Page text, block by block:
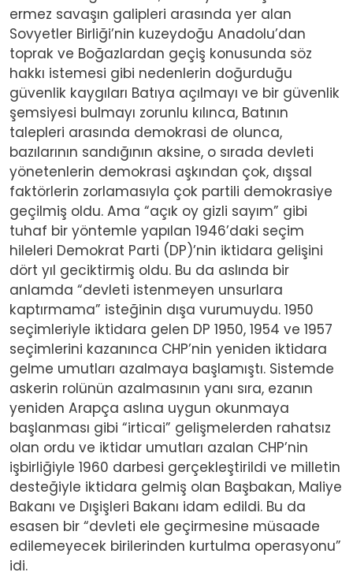
ermez savaşın galipleri arasında yer alan
Sovyetler Birliği’nin kuzeydoğu Anadolu’dan
toprak ve Boğazlardan geçiş konusunda söz
hakkı istemesi gibi nedenlerin doğurduğu
güvenlik kaygıları Batıya açılmayı ve bir güvenlik
şemsiyesi bulmayı zorunlu kılınca, Batının
talepleri arasında demokrasi de olunca,
bazılarının sandığının aksine, o sırada devleti
yönetenlerin demokrasi aşkından çok, dışsal
faktörlerin zorlamasıyla çok partili demokrasiye
geçilmiş oldu. Ama “açık oy gizli sayım” gibi
tuhaf bir yöntemle yapılan 1946’daki seçim
hileleri Demokrat Parti (DP)’nin iktidara gelişini
dört yıl geciktirmiş oldu. Bu da aslında bir
anlamda “devleti istenmeyen unsurlara
kaptırmama” isteğinin dışa vurumuydu. 1950
seçimleriyle iktidara gelen DP 1950, 1954 ve 1957
seçimlerini kazanınca CHP’nin yeniden iktidara
gelme umutları azalmaya başlamıştı. Sistemde
askerin rolünün azalmasının yanı sıra, ezanın
yeniden Arapça aslına uygun okunmaya
başlanması gibi “irticai” gelişmelerden rahatsız
olan ordu ve iktidar umutları azalan CHP’nin
işbirliğiyle 1960 darbesi gerçekleştirildi ve milletin
desteğiyle iktidara gelmiş olan Başbakan, Maliye
Bakanı ve Dışişleri Bakanı idam edildi. Bu da
esasen bir “devleti ele geçirmesine müsaade
edilemeyecek birilerinden kurtulma operasyonu”
idi.